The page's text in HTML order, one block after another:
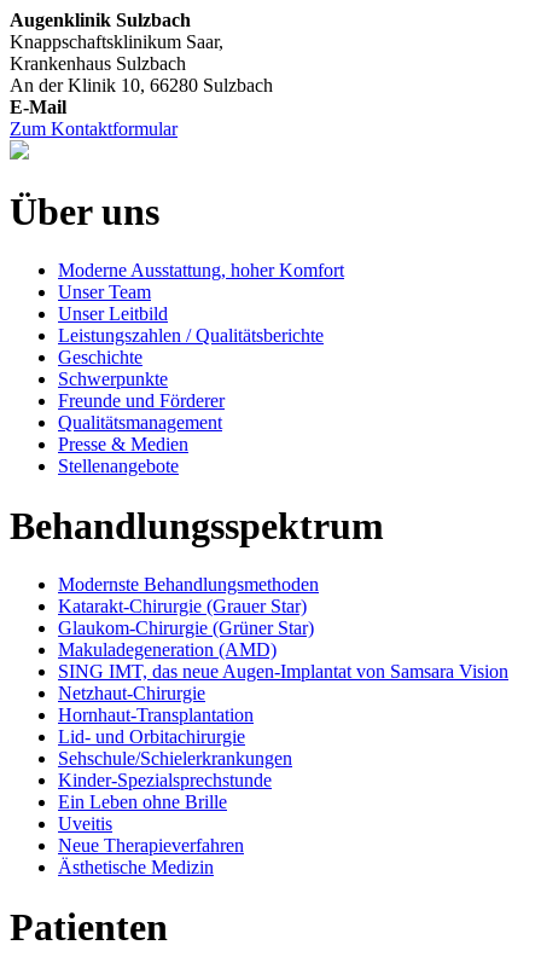
Augenklinik Sulzbach
Knappschaftsklinikum Saar,
Krankenhaus Sulzbach
An der Klinik 10, 66280 Sulzbach
Zum Kontaktformular
Über uns
Moderne Ausstattung, hoher Komfort
Unser Team
Unser Leitbild
Leistungszahlen / Qualitätsberichte
Geschichte
Schwerpunkte
Freunde und Förderer
Qualitätsmanagement
Presse & Medien
Stellenangebote
Behandlungsspektrum
Modernste Behandlungsmethoden
Katarakt-Chirurgie (Grauer Star)
Glaukom-Chirurgie (Grüner Star)
Makuladegeneration (AMD)
SING IMT, das neue Augen-Implantat von Samsara Vision
Netzhaut-Chirurgie
Hornhaut-Transplantation
Lid- und Orbitachirurgie
Sehschule/Schielerkrankungen
Kinder-Spezialsprechstunde
Ein Leben ohne Brille
Uveitis
Neue Therapieverfahren
Ästhetische Medizin
Patienten